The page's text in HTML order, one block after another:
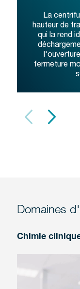
La
hauteur de
qui la rend
fermeture
Domaines
Chimie